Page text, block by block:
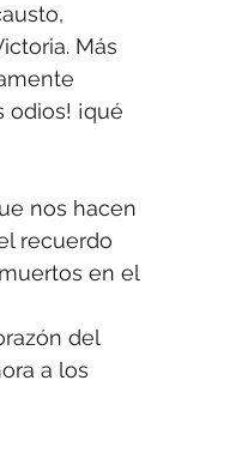
Más
¡qué
nos hacen
recuerdo
en el
del
a los